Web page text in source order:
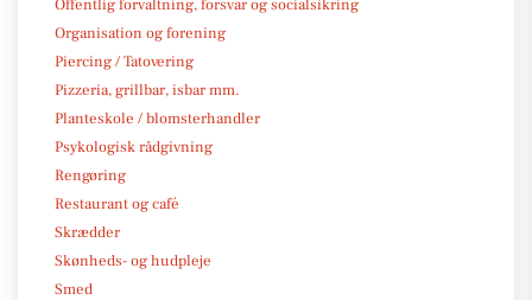
Offentlig forvaltning, forsvar og socialsikring
Organisation og forening
Piercing / Tatovering
Pizzeria, grillbar, isbar mm.
Planteskole / blomsterhandler
Psykologisk rådgivning
Rengøring
Restaurant og café
Skrædder
Skønheds- og hudpleje
Smed